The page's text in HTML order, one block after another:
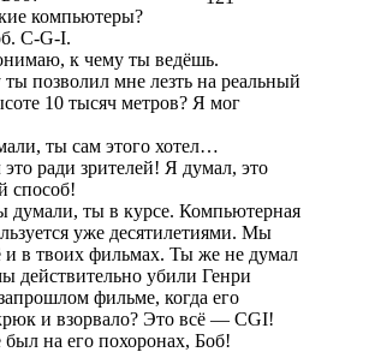
компьютеры?
C-G-I.
к чему ты ведёшь.
позволил мне лезть на реальный
10 тысяч метров? Я мог
ты сам этого хотел…
это ради зрителей! Я думал, это
способ!
думали, ты в курсе. Компьютерная
уже десятилетиями. Мы
и в твоих фильмах. Ты же не думал
действительно убили Генри
фильме, когда его
и взорвало? Это всё — CGI!
на его похоронах, Боб!